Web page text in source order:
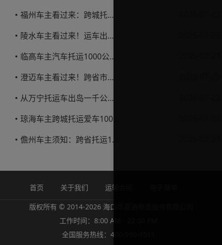
福州车主看过来：跨城托运1000公里，这笔账要怎么算才不亏
陵水车主看过来！运车出岛一千公里，这笔账得这么算
临高车主汽车托运1000公里省钱避坑指南
澄迈车主看过来！跨省市托运私家车，这些账得算明白
从万宁托运车出岛一千公里，这笔钱该怎么花才不踩坑
儋州车主须知：跨省托运1000公里费用怎么算？
首页 关于我们 运输合同
版权所有 © 2014-2026 海口华夏通物流服务有限公司
工作时间：8:00 AM - 22:00 PM
全国服务热线：400-990-1511